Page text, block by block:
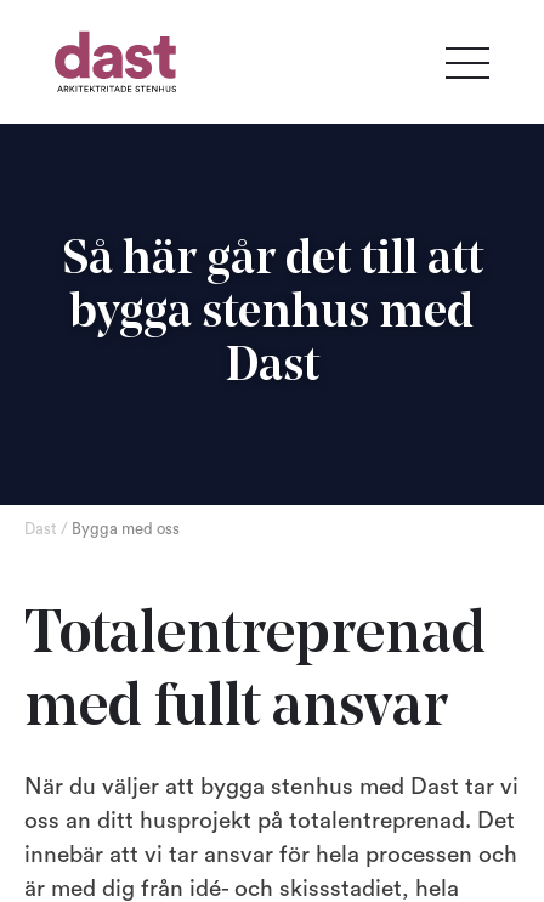
Så här går det till att
bygga stenhus med
Dast
Dast / Bygga med oss
Totalentreprenad
med fullt ansvar
När du väljer att bygga stenhus med Dast tar vi
oss an ditt husprojekt på totalentreprenad. Det
innebär att vi tar ansvar för hela processen och
är med dig från idé- och skissstadiet, hela